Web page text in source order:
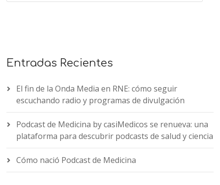
Entradas Recientes
El fin de la Onda Media en RNE: cómo seguir
escuchando radio y programas de divulgación
Podcast de Medicina by casiMedicos se renueva: una
plataforma para descubrir podcasts de salud y ciencia
Cómo nació Podcast de Medicina